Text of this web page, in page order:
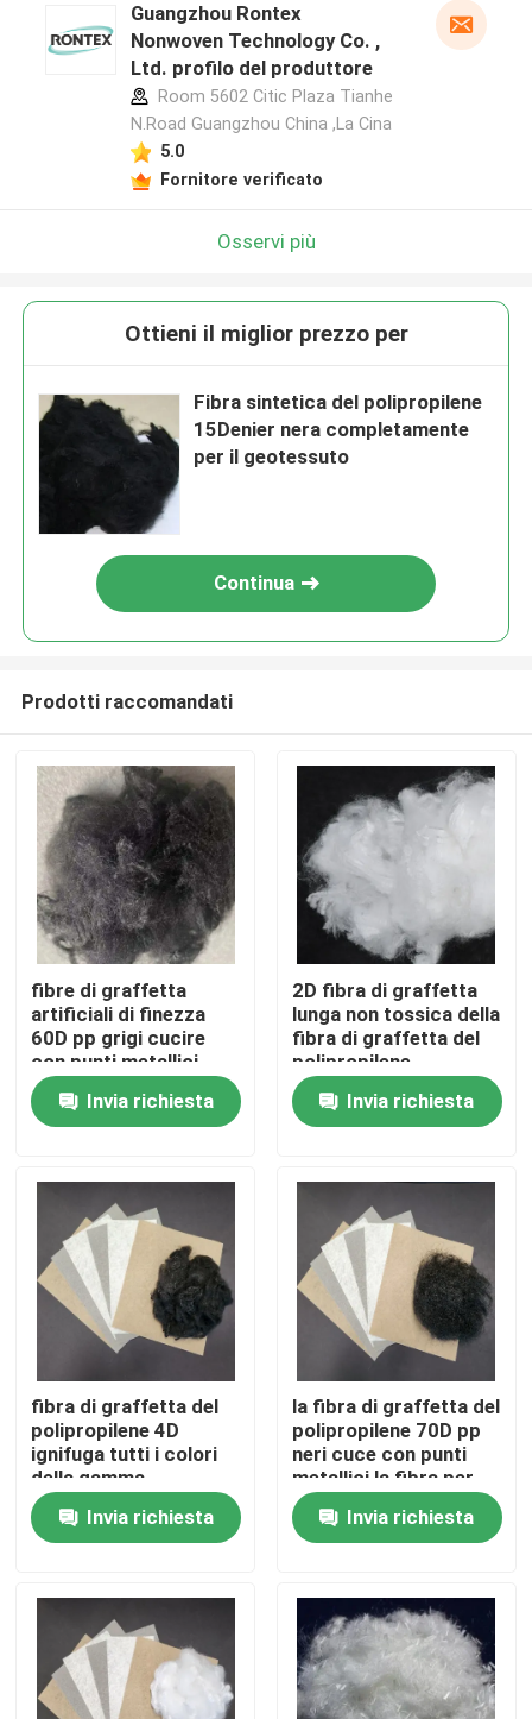
Casa
Prodotti
Chi siamo
Fatory Tour
Controllo di qualità
Contattaci
Richiedere un preventivo
Fibra in fiocco di poliestere riciclato
Fibra in fiocco di polipropilene
Guangzhou Rontex
Nonwoven Technology Co. ,
Ltd. profilo del produttore
Room 5602 Citic Plaza Tianhe
N.Road Guangzhou China ,La Cina
5.0
Fornitore verificato
Osservi più
Ottieni il miglior prezzo per
Fibra sintetica del polipropilene
15Denier nera completamente
per il geotessuto
Continua
Prodotti raccomandati
fibre di graffetta
artificiali di finezza
60D pp grigi cucire
con punti metallici
fibra
Invia richiesta
2D fibra di graffetta
lunga non tossica della
fibra di graffetta del
polipropilene
Invia richiesta
fibra di graffetta del
polipropilene 4D
ignifuga tutti i colori
della gamma
Invia richiesta
la fibra di graffetta del
polipropilene 70D pp
neri cuce con punti
metallici la fibra per
non tessuto
Invia richiesta